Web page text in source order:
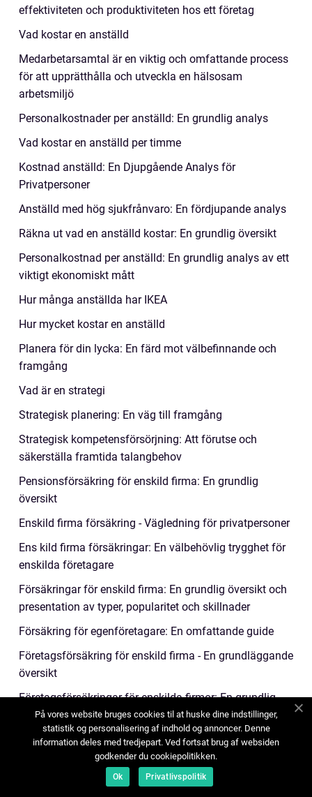
effektiviteten och produktiviteten hos ett företag
Vad kostar en anställd
Medarbetarsamtal är en viktig och omfattande process
för att upprätthålla och utveckla en hälsosam
arbetsmiljö
Personalkostnader per anställd: En grundlig analys
Vad kostar en anställd per timme
Kostnad anställd: En Djupgående Analys för
Privatpersoner
Anställd med hög sjukfrånvaro: En fördjupande analys
Räkna ut vad en anställd kostar: En grundlig översikt
Personalkostnad per anställd: En grundlig analys av ett
viktigt ekonomiskt mått
Hur många anställda har IKEA
Hur mycket kostar en anställd
Planera för din lycka: En färd mot välbefinnande och
framgång
Vad är en strategi
Strategisk planering: En väg till framgång
Strategisk kompetensförsörjning: Att förutse och
säkerställa framtida talangbehov
Pensionsförsäkring för enskild firma: En grundlig
översikt
Enskild firma försäkring - Vägledning för privatpersoner
Ens kild firma försäkringar: En välbehövlig trygghet för
enskilda företagare
Försäkringar för enskild firma: En grundlig översikt och
presentation av typer, popularitet och skillnader
Försäkring för egenföretagare: En omfattande guide
Företagsförsäkring för enskild firma - En grundläggande
översikt
Företagsförsäkringar för enskilda firmor: En grundlig
översikt och analys
Försäkring för enskild firma: En grundlig översikt
Pensionsförsäkring för företag - en översikt
Sjukförsäkring för företag: En grundlig översikt
På vores website bruges cookies til at huske dine indstillinger,
statistik og personalisering af indhold og annoncer. Denne
information deles med tredjepart. Ved fortsat brug af websiden
godkender du cookiepolitikken.
Ok Privatlivspolitik